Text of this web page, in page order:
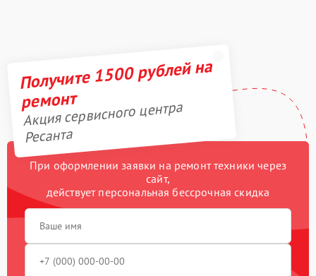
Получите 1500 рублей на
ремонт
Акция сервисного центра
Ресанта
При оформлении заявки на ремонт техники через
сайт,
действует персональная бессрочная скидка